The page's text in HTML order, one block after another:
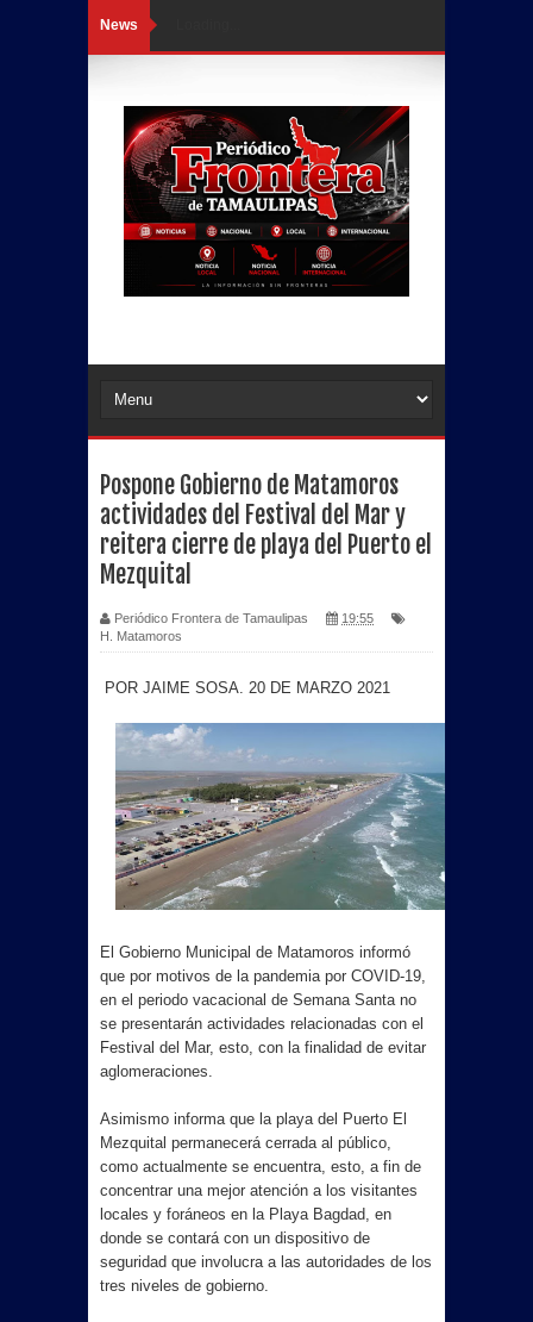
News
Pospone Gobierno de Matamoros
actividades del Festival del Mar y
reitera cierre de playa del Puerto el
Mezquital
Periódico Frontera de Tamaulipas
19:55
H. Matamoros
POR JAIME SOSA. 20 DE MARZO 2021
El Gobierno Municipal de Matamoros informó
que por motivos de la pandemia por COVID-19,
en el periodo vacacional de Semana Santa no
se presentarán actividades relacionadas con el
Festival del Mar, esto, con la finalidad de evitar
aglomeraciones.
Asimismo informa que la playa del Puerto El
Mezquital permanecerá cerrada al público,
como actualmente se encuentra, esto, a fin de
concentrar una mejor atención a los visitantes
locales y foráneos en la Playa Bagdad, en
donde se contará con un dispositivo de
seguridad que involucra a las autoridades de los
tres niveles de gobierno.